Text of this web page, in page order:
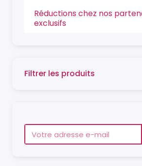
Réductions chez nos
exclusifs
Filtrer les produits